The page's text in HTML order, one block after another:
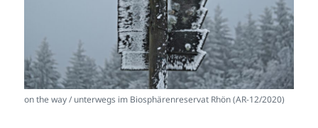
on the way / unterwegs im Biosphärenreservat Rhön (AR-12/2020)